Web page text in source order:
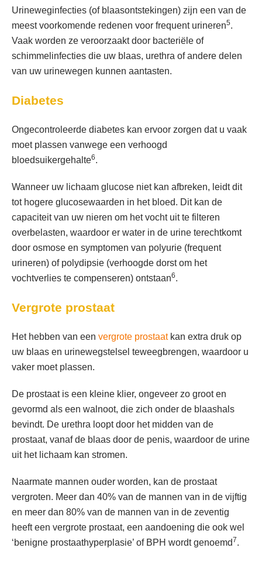
Urineweginfecties (of blaasontstekingen) zijn een van de
meest voorkomende redenen voor frequent urineren5.
Vaak worden ze veroorzaakt door bacteriële of
schimmelinfecties die uw blaas, urethra of andere delen
van uw urinewegen kunnen aantasten.
Diabetes
Ongecontroleerde diabetes kan ervoor zorgen dat u vaak
moet plassen vanwege een verhoogd
bloedsuikergehalte6.
Wanneer uw lichaam glucose niet kan afbreken, leidt dit
tot hogere glucosewaarden in het bloed. Dit kan de
capaciteit van uw nieren om het vocht uit te filteren
overbelasten, waardoor er water in de urine terechtkomt
door osmose en symptomen van polyurie (frequent
urineren) of polydipsie (verhoogde dorst om het
vochtverlies te compenseren) ontstaan6.
Vergrote prostaat
Het hebben van een vergrote prostaatkan extra druk op
uw blaas en urinewegstelsel teweegbrengen, waardoor u
vaker moet plassen.
De prostaat is een kleine klier, ongeveer zo groot en
gevormd als een walnoot, die zich onder de blaashals
bevindt. De urethra loopt door het midden van de
prostaat, vanaf de blaas door de penis, waardoor de urine
uit het lichaam kan stromen.
Naarmate mannen ouder worden, kan de prostaat
vergroten. Meer dan 40% van de mannen van in de vijftig
en meer dan 80% van de mannen van in de zeventig
heeft een vergrote prostaat, een aandoening die ook wel
‘benigne prostaathyperplasie’ of BPH wordt genoemd7.